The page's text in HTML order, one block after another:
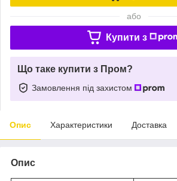
або
Купити з
Що таке купити з Пром?
Замовлення під захистом
Опис Характеристики Доставка
Опис